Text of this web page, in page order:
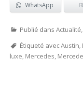
WhatsApp
Publié dans Actualité,
Étiqueté avecAustin,
luxe, Mercedes,